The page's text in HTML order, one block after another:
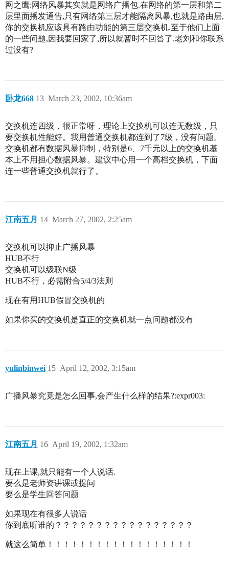
网之鹰:网络风暴其实就是网络广播包.在网络的第一层和第二
层里面播发通告,只有网络第三层才能隔离风暴,也就是路由层,
你的交换机应该具有路由功能的第三层交换机.至于他们上面
的一些问题,因我要回家了,所以就暂时不回答了.老刘和你联系
过没有?
卧龙668 March 23, 2002, 10:36am
13
交换机连四级，很正常呀，理论上交换机可以连无数级，只
要交换机性能好。我用普通交换机都连到了7级，没有问题。
交换机都有数据风暴抑制，特别是6、7千元以上的交换机基
本上不用担心数据风暴。建议中心用一个高档交换机，下面
连一些普通交换机就行了。
江南五月 March 27, 2002, 2:25am
14
交换机可以抑止广播风暴
HUB不行
交换机可以级联N级
HUB不行，必需附合5/4/3法则
现在有用HUB假冒交换机的
如果你买的交换机是直正的交换机就一点问题都没有
yulinbinwei April 12, 2002, 3:15am
15
广播风暴究竟是怎么回事,会产生什么样的结果?:expr003:
江南五月 April 19, 2002, 1:32am
16
现在上课,就只能有一个人说话.
要么是老师资讲课或提问
要么是学生回答问题
如果现在有很多人说话
你到底听谁的？？？？？？？？？？？？？？？？？
就这么简单！！！！！！！！！！！！！！！！！！